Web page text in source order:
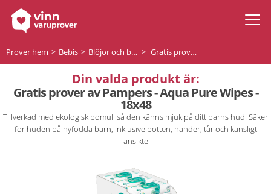
Prover hem Bebis Blöjor och babywipes Gratis prover av Pampers - Aqua Pure Wipes - 18x48
Din valda produkt är:
Gratis prover av Pampers - Aqua Pure Wipes -
18x48
Tillverkad med ekologisk bomull så den känns mjuk på ditt barns hud. Säker
för huden på nyfödda barn, inklusive botten, händer, tår och känsligt
ansikte